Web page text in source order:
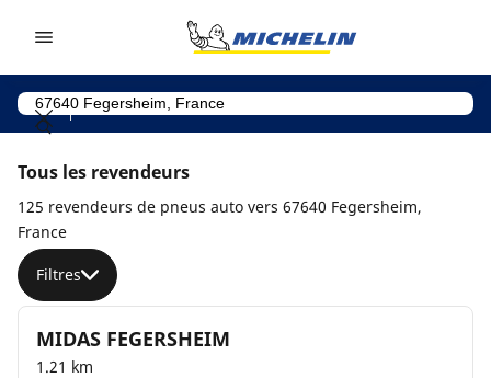
Tous les revendeurs
125 revendeurs de pneus auto vers 67640 Fegersheim,
France
Filtres
MIDAS FEGERSHEIM
1.21 km